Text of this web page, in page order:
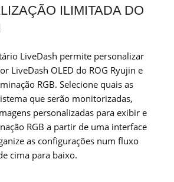
ILIMITADA DO
LiveDash permite personalizar
LiveDash OLED do ROG Ryujin e
RGB. Selecione quais as
que serão monitorizadas,
personalizadas para exibir e
RGB a partir de uma interface
as configurações num fluxo
cima para baixo.